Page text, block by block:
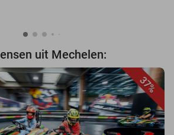
uit Mechelen:
37%